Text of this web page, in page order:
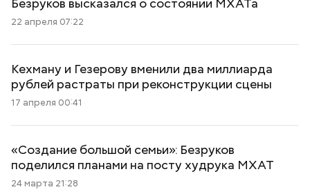
22 апреля 07:22
Кехману и Гезерову вменили два миллиарда
рублей растраты при реконструкции сцены
17 апреля 00:41
«Создание большой семьи»: Безруков
поделился планами на посту худрука МХАТ
24 марта 21:28